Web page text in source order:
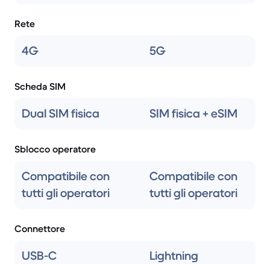
Rete
4G 5G
Scheda SIM
Dual SIM fisica SIM fisica + eSIM
Sblocco operatore
Compatibile con
tutti gli operatori
Compatibile con
tutti gli operatori
Connettore
USB-C Lightning